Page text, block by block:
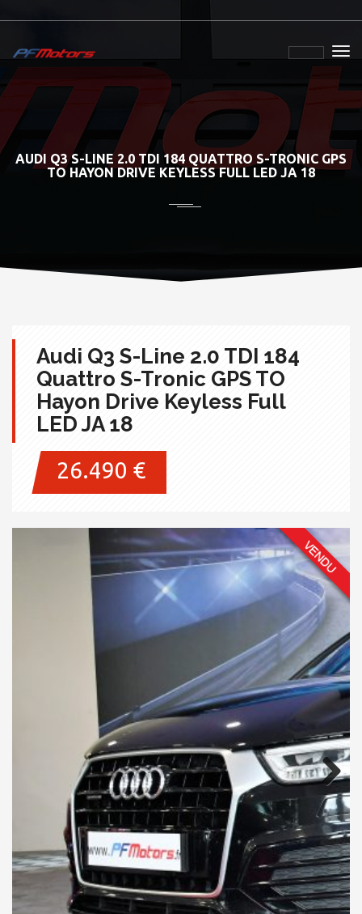
AUDI Q3 S-LINE 2.0 TDI 184 QUATTRO S-TRONIC GPS
TO HAYON DRIVE KEYLESS FULL LED JA 18
Audi Q3 S-Line 2.0 TDI 184
Quattro S-Tronic GPS TO
Hayon Drive Keyless Full
LED JA 18
26.490 €
Next